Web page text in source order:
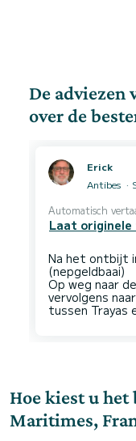
De adviezen
over de
Erick
Antibes
Automatisch
Laat
Na het ontbijt
(nepgeldbaai)
Op weg naar
vervolgens
Hoe kiest u het
Maritimes,